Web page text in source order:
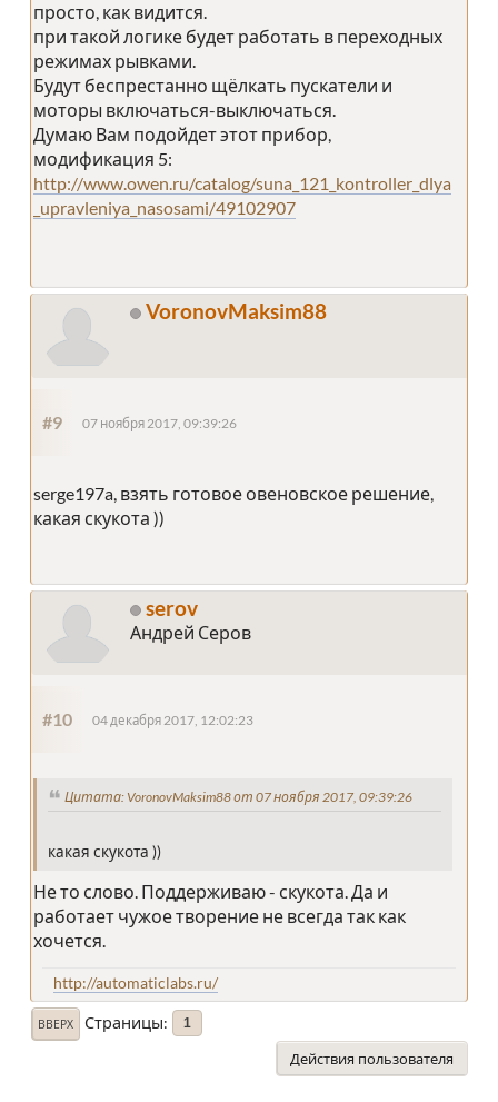
просто, как видится.
при такой логике будет работать в переходных
режимах рывками.
Будут беспрестанно щёлкать пускатели и
моторы включаться-выключаться.
Думаю Вам подойдет этот прибор,
модификация 5:
http://www.owen.ru/catalog/suna_121_kontroller_dlya
_upravleniya_nasosami/49102907
VoronovMaksim88
#9 07 ноября 2017, 09:39:26
serge197a, взять готовое овеновское решение,
какая скукота ))
serov
Андрей Серов
#10 04 декабря 2017, 12:02:23
Цитата: VoronovMaksim88 от 07 ноября 2017, 09:39:26
какая скукота ))
Не то слово. Поддерживаю - скукота. Да и
работает чужое творение не всегда так как
хочется.
http://automaticlabs.ru/
ВВЕРХ Страницы 1
Действия пользователя